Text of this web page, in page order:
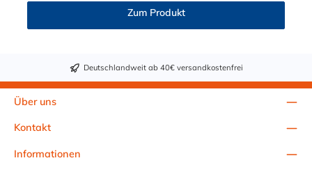
ermöglicht es eine mühelose Bedienung. Kompatibilität: Perfekt
Schneidfunktionen in einem Werkzeug, was Zeit und Aufwand
spart. Anwendungsbereiche: Ideal für die Installation und
Anwendungen, die präzises Spannen und Schneiden erfordern.
optimale Lösung für Fachleute, die ein zuverlässiges und
Zum Produkt
Deutschlandweit ab 40€ versandkostenfrei
Über uns
Kontakt
Informationen